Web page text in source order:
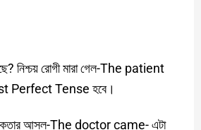
নিশ্চয় রোগী মারা গেল-The patient
Perfect Tense হবে।
আসল-The doctor came- এটা